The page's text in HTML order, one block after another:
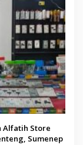
Alfatih Store
Sumenep